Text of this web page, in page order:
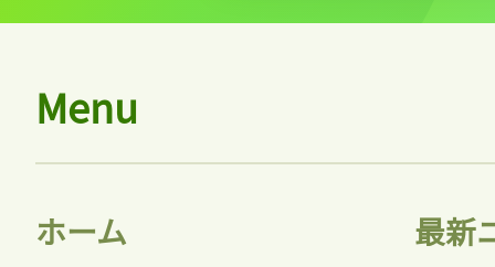
記事をお気に入りに
Menu
ホーム 最新